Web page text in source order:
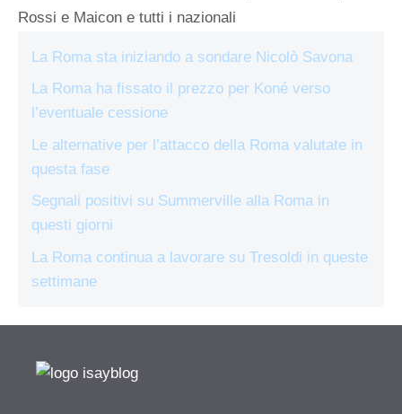
Rossi e Maicon e tutti i nazionali
La Roma sta iniziando a sondare Nicolò Savona
La Roma ha fissato il prezzo per Koné verso
l’eventuale cessione
Le alternative per l’attacco della Roma valutate in
questa fase
Segnali positivi su Summerville alla Roma in
questi giorni
La Roma continua a lavorare su Tresoldi in queste
settimane